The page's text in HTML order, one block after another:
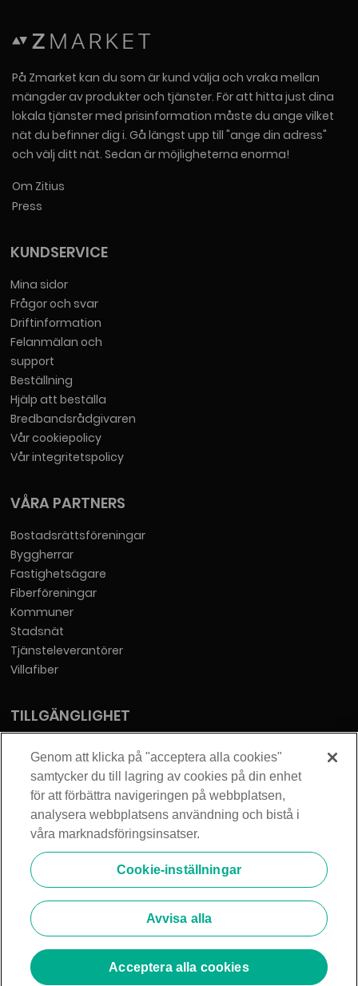
På Zmarket kan du som är kund välja och vraka mellan
mängder av produkter och tjänster. För att hitta just dina
lokala tjänster med prisinformation måste du ange vilket
nät du befinner dig i. Gå längst upp till "ange din adress"
och välj ditt nät. Sedan är möjligheterna enorma!
Om Zitius
Press
KUNDSERVICE
Mina sidor
Frågor och svar
Driftinformation
Felanmälan och
support
Beställning
Hjälp att beställa
Bredbandsrådgivaren
Vår cookiepolicy
Vår integritetspolicy
VÅRA PARTNERS
Bostadsrättsföreningar
Byggherrar
Fastighetsägare
Fiberföreningar
Kommuner
Stadsnät
Tjänsteleverantörer
Villafiber
TILLGÄNGLIGHET
Tillgänglighetsredogörelse
KONTAKT
Telia Sverige AB
Orgnummer: 556430-0142
Säte: Stockholm
info@zmarket.se
© 2026 Telia Sverige AB. Alla rättigheter förbehållna.
Genom att klicka på "acceptera alla cookies"
samtycker du till lagring av cookies på din enhet
för att förbättra navigeringen på webbplatsen,
analysera webbplatsens användning och bistå i
våra marknadsföringsinsatser.
Cookie-inställningar
Avvisa alla
Acceptera alla cookies